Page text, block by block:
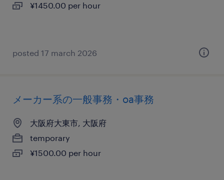
¥1450.00 per hour
posted 17 march 2026
メーカー系の一般事務・oa事務
大阪府大東市, 大阪府
temporary
¥1500.00 per hour